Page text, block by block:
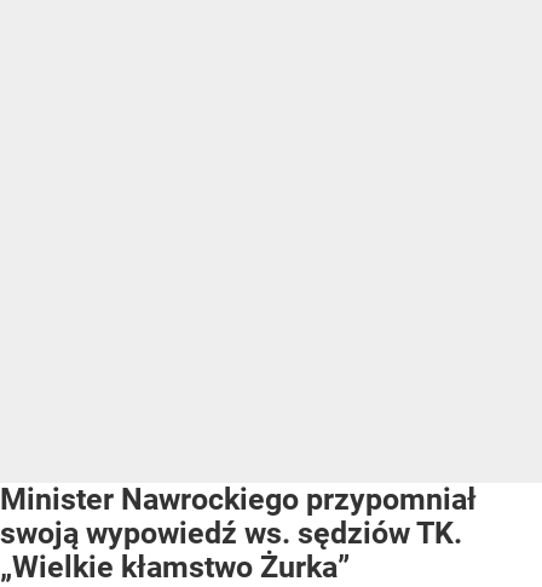
Minister Nawrockiego przypomniał
swoją wypowiedź ws. sędziów TK.
„Wielkie kłamstwo Żurka”